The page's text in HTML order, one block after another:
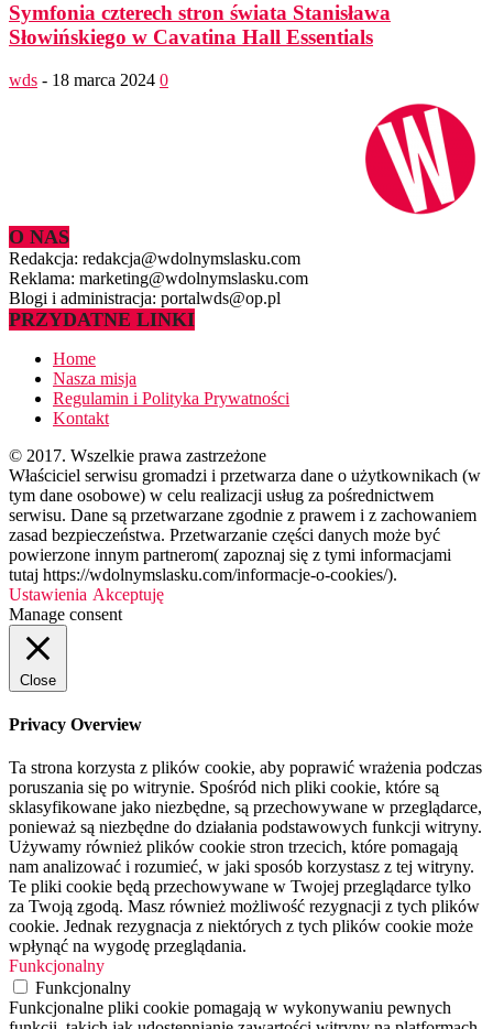
Symfonia czterech stron świata Stanisława
Słowińskiego w Cavatina Hall Essentials
wds - 18 marca 2024 0
O NAS
Redakcja: redakcja@wdolnymslasku.com
Reklama: marketing@wdolnymslasku.com
Blogi i administracja: portalwds@op.pl
PRZYDATNE LINKI
Home
Nasza misja
Regulamin i Polityka Prywatności
Kontakt
© 2017. Wszelkie prawa zastrzeżone
Właściciel serwisu gromadzi i przetwarza dane o użytkownikach (w
tym dane osobowe) w celu realizacji usług za pośrednictwem
serwisu. Dane są przetwarzane zgodnie z prawem i z zachowaniem
zasad bezpieczeństwa. Przetwarzanie części danych może być
powierzone innym partnerom( zapoznaj się z tymi informacjami
tutaj https://wdolnymslasku.com/informacje-o-cookies/).
Ustawienia Akceptuję
Manage consent
Close
Privacy Overview
Ta strona korzysta z plików cookie, aby poprawić wrażenia podczas
poruszania się po witrynie. Spośród nich pliki cookie, które są
sklasyfikowane jako niezbędne, są przechowywane w przeglądarce,
ponieważ są niezbędne do działania podstawowych funkcji witryny.
Używamy również plików cookie stron trzecich, które pomagają
nam analizować i rozumieć, w jaki sposób korzystasz z tej witryny.
Te pliki cookie będą przechowywane w Twojej przeglądarce tylko
za Twoją zgodą. Masz również możliwość rezygnacji z tych plików
cookie. Jednak rezygnacja z niektórych z tych plików cookie może
wpłynąć na wygodę przeglądania.
Funkcjonalny
Funkcjonalny
Funkcjonalne pliki cookie pomagają w wykonywaniu pewnych